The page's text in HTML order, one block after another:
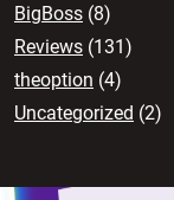
BigBoss (8)
Reviews (131)
theoption (4)
Uncategorized (2)